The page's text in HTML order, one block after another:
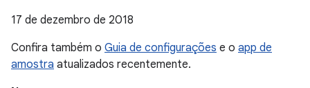
17 de dezembro de 2018
Confira também o Guia de configurações e o app de
amostra atualizados recentemente.